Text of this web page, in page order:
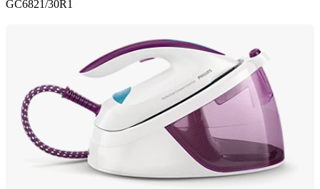
GC6821/30R1